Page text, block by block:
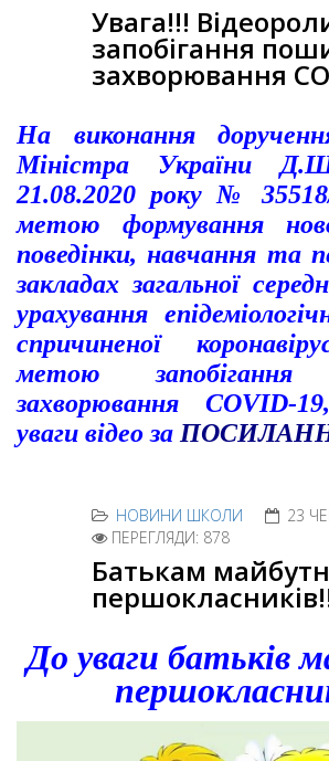
Увага!!!
запобігання
захворювання
На виконання
Міністра України
21.08.2020 року №
метою формування
поведінки, навчання та
закладах загальної
урахування
спричиненої
метою запобігання
захворювання COVID-
уваги відео за
НОВИНИ ШКОЛИ
23
ПЕРЕГЛЯДИ: 878
Батькам
До уваги батьків